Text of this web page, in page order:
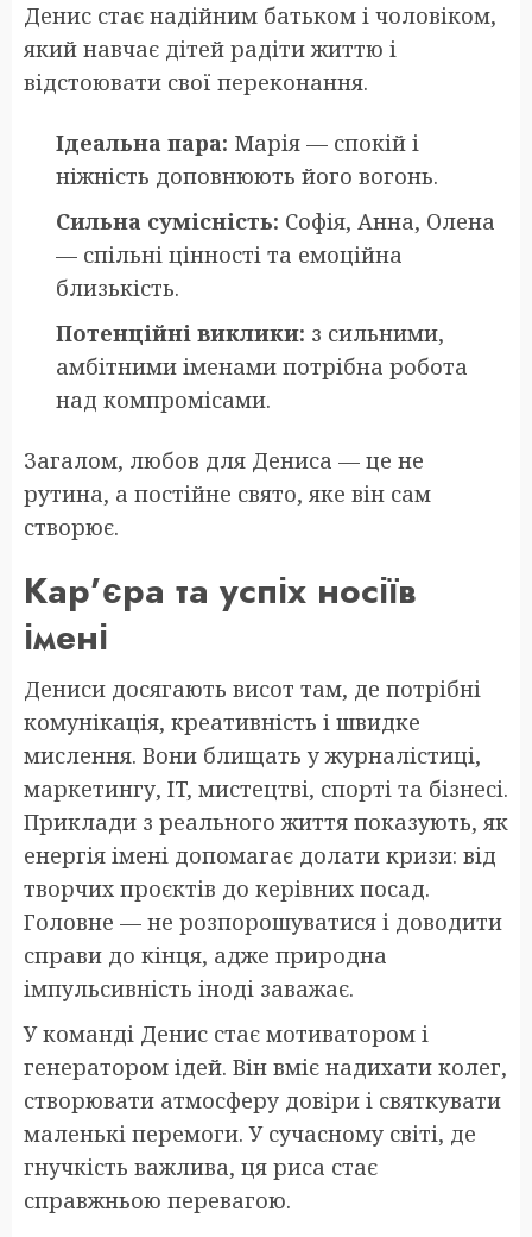
Денис стає надійним батьком і чоловіком,
який навчає дітей радіти життю і
відстоювати свої переконання.
Ідеальна пара: Марія — спокій і
ніжність доповнюють його вогонь.
Сильна сумісність: Софія, Анна, Олена
— спільні цінності та емоційна
близькість.
Потенційні виклики: з сильними,
амбітними іменами потрібна робота
над компромісами.
Загалом, любов для Дениса — це не
рутина, а постійне свято, яке він сам
створює.
Кар’єра та успіх носіїв
імені
Дениси досягають висот там, де потрібні
комунікація, креативність і швидке
мислення. Вони блищать у журналістиці,
маркетингу, IT, мистецтві, спорті та бізнесі.
Приклади з реального життя показують, як
енергія імені допомагає долати кризи: від
творчих проєктів до керівних посад.
Головне — не розпорошуватися і доводити
справи до кінця, адже природна
імпульсивність іноді заважає.
У команді Денис стає мотиватором і
генератором ідей. Він вміє надихати колег,
створювати атмосферу довіри і святкувати
маленькі перемоги. У сучасному світі, де
гнучкість важлива, ця риса стає
справжньою перевагою.